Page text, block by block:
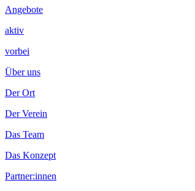
Angebote
aktiv
vorbei
Über uns
Der Ort
Der Verein
Das Team
Das Konzept
Partner:innen